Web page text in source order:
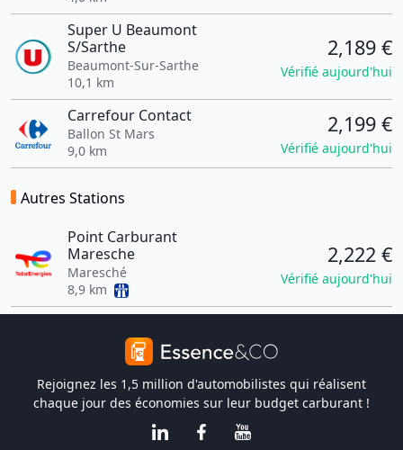
Super U Beaumont
S/Sarthe
Beaumont-Sur-Sarthe
10,1 km
2,189 €
Vérifié aujourd'hui
Carrefour Contact
Ballon St Mars
9,0 km
2,199 €
Vérifié aujourd'hui
Autres Stations
Point Carburant
Maresche
Maresché
8,9 km
2,222 €
Vérifié aujourd'hui
Rejoignez les 1,5 million d'automobilistes qui réalisent
chaque jour des économies sur leur budget carburant !